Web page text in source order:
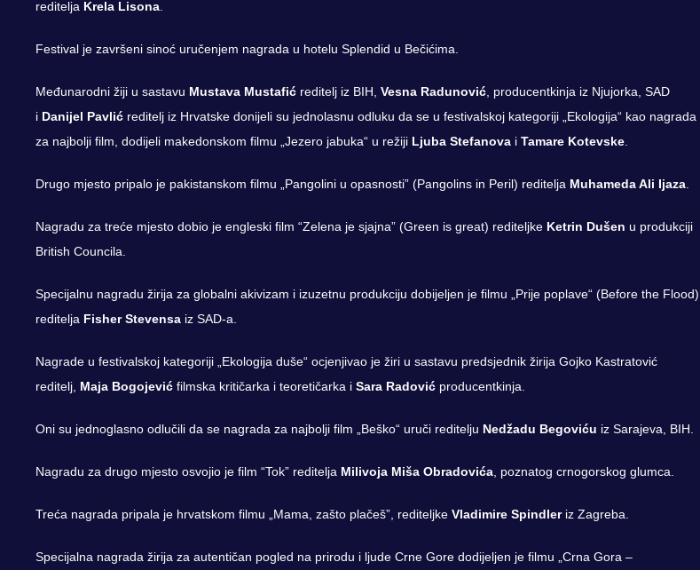
reditelja Krela Lisona
Festival je završeni sinoć uručenjem nagrada u hotelu Splendid u Bečićima.
Međunarodni žiji u sastavu Mustava Mustafić reditelj iz BIH, Vesna Radunović , producentkinja iz Njujorka, SAD
i Danijel Pavlić reditelj iz Hrvatske donijeli su jednolasnu odluku da se u festivalskoj kategoriji „Ekologija“ kao nagrada
za najbolji film, dodijeli makedonskom filmu „Jezero jabuka“ u režiji Ljuba Stefanova i Tamare Kotevske
Drugo mjesto pripalo je pakistanskom filmu „Pangolini u opasnosti” (Pangolins in Peril) reditelja Muhameda Ali Ijaza
Nagradu za treće mjesto dobio je engleski film “Zelena je sjajna” (Green is great) rediteljke Ketrin Dušen u produkciji
British Councila.
Specijalnu nagradu žirija za globalni akivizam i izuzetnu produkciju dobijeljen je filmu „Prije poplave“ (Before the Flood)
reditelja Fisher Stevensa iz SAD-a.
Nagrade u festivalskoj kategoriji „Ekologija duše“ ocjenjivao je žiri u sastavu predsjednik žirija Gojko Kastratović
reditelj, Maja Bogojević filmska kritičarka i teoretičarka i Sara Radović producentkinja.
Oni su jednoglasno odlučili da se nagrada za najbolji film „Beško“ uruči reditelju Nedžadu Begoviću iz Sarajeva, BIH.
Nagradu za drugo mjesto osvojio je film “Tok” reditelja Milivoja Miša Obradovića , poznatog crnogorskog glumca.
Treća nagrada pripala je hrvatskom filmu „Mama, zašto plačeš”, rediteljke Vladimire Spindleriz Zagreba.
Specijalna nagrada žirija za autentičan pogled na prirodu i ljude Crne Gore dodijeljen je filmu „Crna Gora –